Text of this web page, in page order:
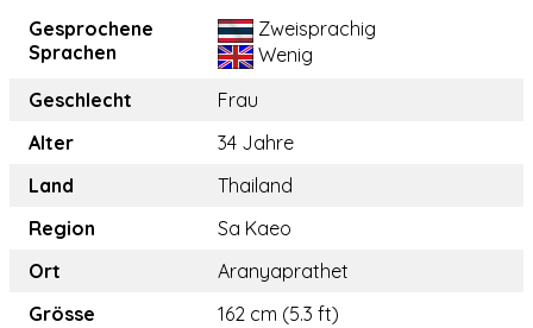
Gesprochene
Sprachen
Zweisprachig
Wenig
Geschlecht
Frau
Alter
34 Jahre
Land
Thailand
Region
Sa Kaeo
Ort
Aranyaprathet
Grösse
162 cm (5.3 ft)